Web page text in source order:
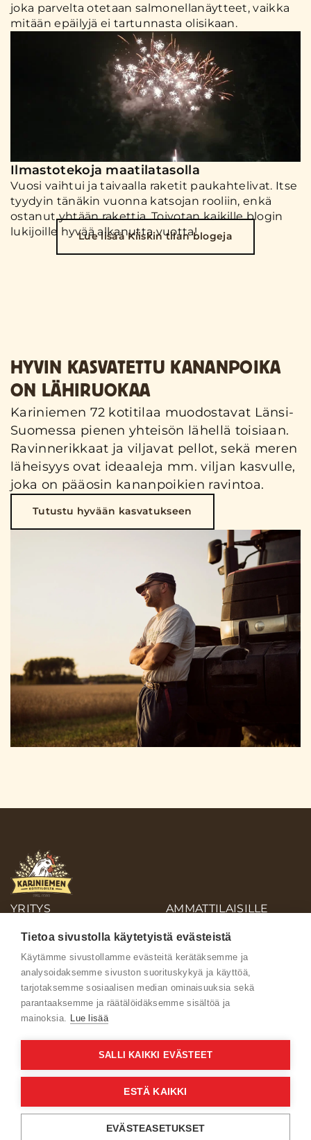
joka parvelta otetaan salmonellanäytteet, vaikka
mitään epäilyjä ei tartunnasta olisikaan.
Ilmastotekoja maatilatasolla
Vuosi vaihtui ja taivaalla raketit paukahtelivat. Itse
tyydyin tänäkin vuonna katsojan rooliin, enkä
ostanut yhtään rakettia. Toivotan kaikille blogin
lukijoille hyvää alkanutta vuotta!
Lue lisää Kiiskin tilan blogeja
HYVIN KASVATETTU KANANPOIKA
ON LÄHIRUOKAA
Kariniemen 72 kotitilaa muodostavat Länsi-
Suomessa pienen yhteisön lähellä toisiaan.
Ravinnerikkaat ja viljavat pellot, sekä meren
läheisyys ovat ideaaleja mm. viljan kasvulle,
joka on pääosin kananpoikien ravintoa.
Tutustu hyvään kasvatukseen
YRITYS
AMMATTILAISILLE
AINEISTOPANKKI
Ota yhteyttä
Käyttöehdot
Verkkoselailun tietosuojaseloste
Kuluttajien tietosuojaseloste
Tietoa sivustolla käytetyistä evästeistä
Käytämme sivustollamme evästeitä kerätäksemme ja
analysoidaksemme sivuston suorituskykyä ja käyttöä,
tarjotaksemme sosiaalisen median ominaisuuksia sekä
parantaaksemme ja räätälöidäksemme sisältöä ja
mainoksia. Lue lisää
SALLI KAIKKI EVÄSTEET
ESTÄ KAIKKI
EVÄSTEASETUKSET